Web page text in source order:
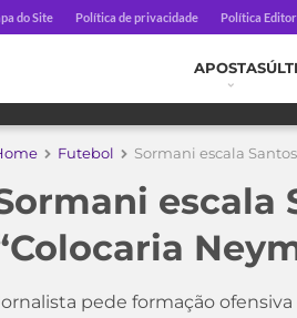
do Site Política de privacidade Política
APOSTAS
Futebol Sormani escala
escala
pede formação